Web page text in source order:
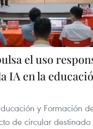
el uso
IA en la
y Formación
de circular